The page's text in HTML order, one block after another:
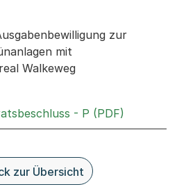
zur
mit
Walkeweg
- P (PDF)
zur Übersicht